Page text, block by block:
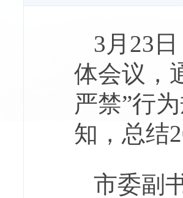
3月23
体会议，
严禁”行
知，总结
市委副